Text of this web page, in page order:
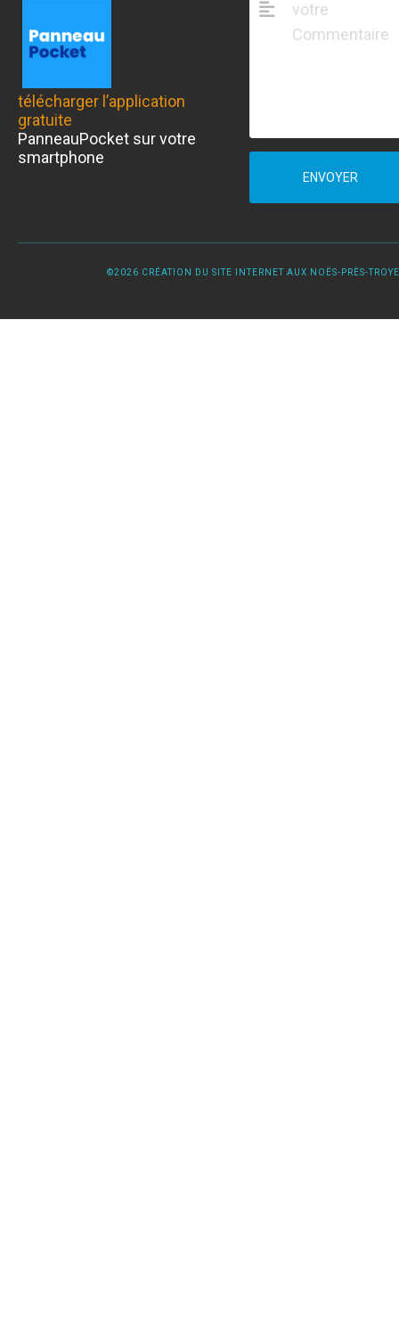
télécharger l’application
gratuite
PanneauPocket sur votre
smartphone
ENVOYER
©2026 CRÉATION DU SITE INTERNET AUX NOËS-PRÈS-